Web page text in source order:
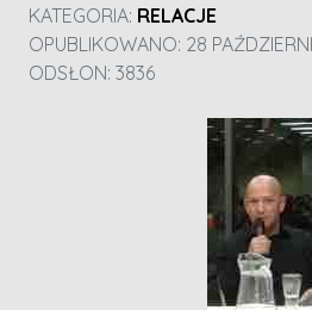
KATEGORIA: RELACJE
OPUBLIKOWANO: 28
ODSŁON: 3836